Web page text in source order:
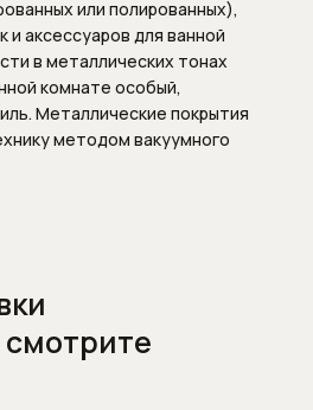
шланга
или полированных),
и аксессуаров для ванной
в металлических тонах
комнате особый,
Металлические покрытия
методом вакуумного